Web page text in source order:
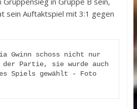
sein Auftaktspiel mit 3:1 gegen
Gwinn schoss nicht nur
der Partie, sie wurde auch
Spiels gewählt - Foto